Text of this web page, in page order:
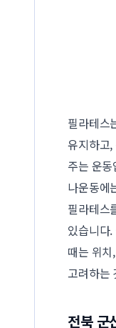
필라테스
유지하고
주는 운
나운동에
필라테스
있습니다
때는 위
고려하는
전북 군